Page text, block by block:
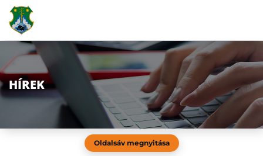
HÍREK
Oldalsáv megnyitása